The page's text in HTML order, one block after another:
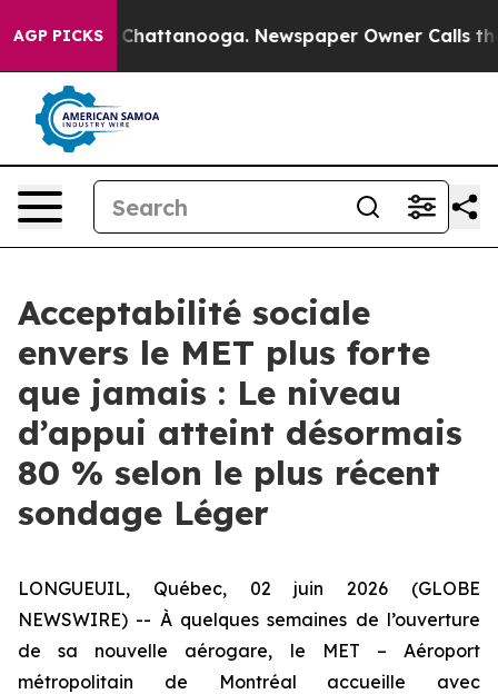
AGP PICKSin Chattanooga. Newspaper Owner Calls the
Acceptabilité sociale
envers le MET plus forte
que jamais : Le niveau
d’appui atteint désormais
80 % selon le plus récent
sondage Léger
LONGUEUIL, Québec, 02 juin 2026 (GLOBE
NEWSWIRE) -- À quelques semaines de l’ouverture
de sa nouvelle aérogare, le MET – Aéroport
métropolitain de Montréal accueille avec